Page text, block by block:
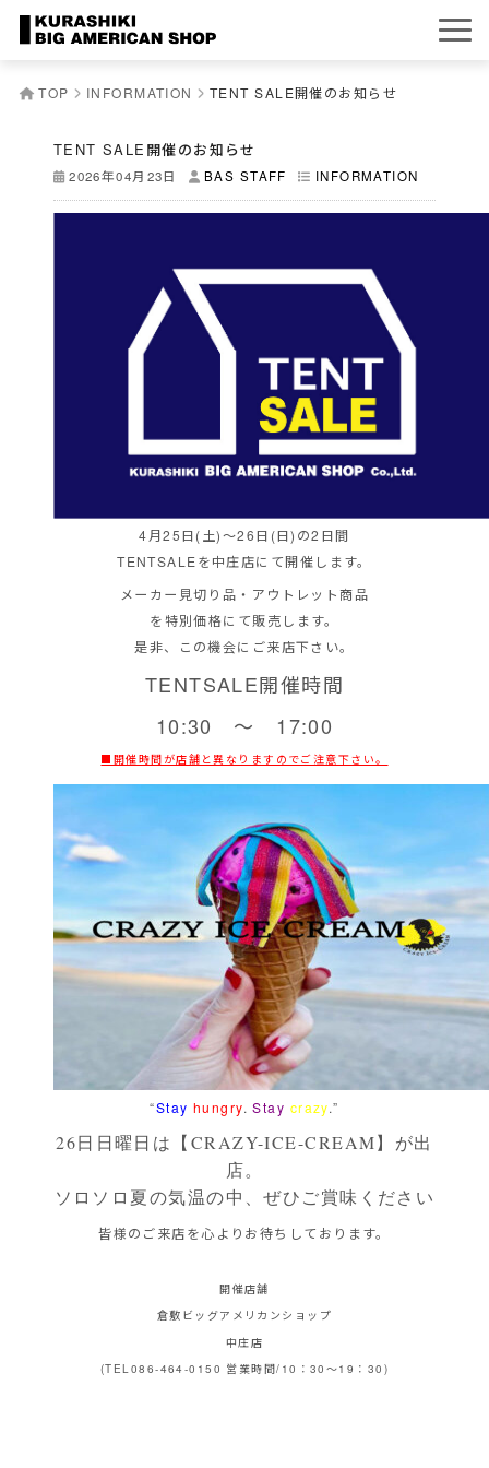
TOP INFORMATION TENT SALE開催のお知らせ
TENT SALE開催のお知らせ
2026年04月23日 BAS STAFF INFORMATION
4月25日(土)～26日(日)の2日間
TENTSALEを中庄店にて開催します。
メーカー見切り品・アウトレット商品
を特別価格にて販売します。
是非、この機会にご来店下さい。
TENTSALE開催時間
10:30 ～ 17:00
■開催時間が店舗と異なりますのでご注意下さい。
“Stay hungry.Stay crazy.”
26日日曜日は【CRAZY-ICE-CREAM】が出
店。
ソロソロ夏の気温の中、ぜひご賞味ください
皆様のご来店を心よりお待ちしております。
開催店舗
倉敷ビッグアメリカンショップ
中庄店
(TEL086-464-0150 営業時間/10：30～19：30)